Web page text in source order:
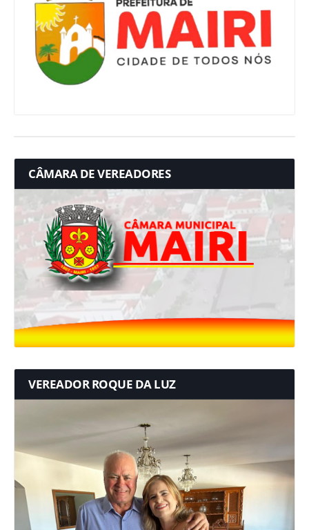
CÂMARA DE VEREADORES
VEREADOR ROQUE DA LUZ